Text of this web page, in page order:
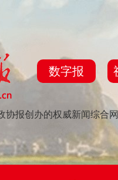
数字报
协报创办的权威新闻综合